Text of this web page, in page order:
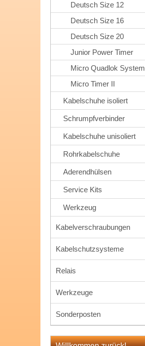
Deutsch Size 12
Deutsch Size 16
Deutsch Size 20
Junior Power Timer
Micro Quadlok System
Micro Timer II
Kabelschuhe isoliert
Schrumpfverbinder
Kabelschuhe unisoliert
Rohrkabelschuhe
Aderendhülsen
Service Kits
Werkzeug
Kabelverschraubungen
Kabelschutzsysteme
Relais
Werkzeuge
Sonderposten